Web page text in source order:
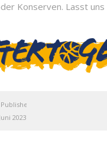
Konserven. Lasst
Published
2023